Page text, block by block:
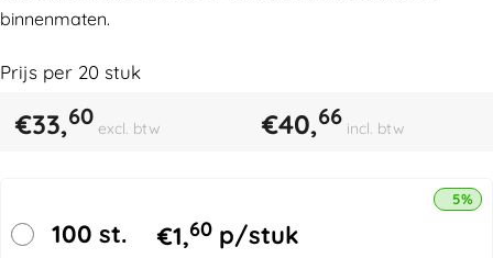
binnenmaten.
Prijs per 20 stuk
€33,60 excl. btw €40,66 incl. btw
100 st. €1,60 p/stuk
5%